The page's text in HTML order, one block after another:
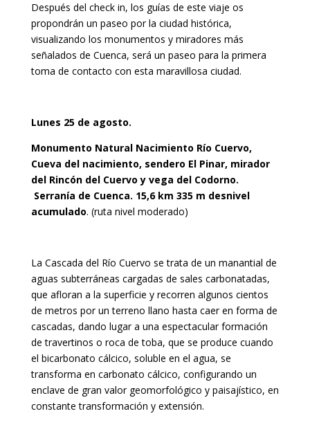
Después del check in, los guías de este viaje os
propondrán un paseo por la ciudad histórica,
visualizando los monumentos y miradores más
señalados de Cuenca, será un paseo para la primera
toma de contacto con esta maravillosa ciudad.
Lunes 25 de agosto.
Monumento Natural Nacimiento Río Cuervo,
Cueva del nacimiento, sendero El Pinar, mirador
del Rincón del Cuervo y vega del Codorno.
Serranía de Cuenca. 15,6 km 335 m desnivel
acumulado. (ruta nivel moderado)
La Cascada del Río Cuervo se trata de un manantial de
aguas subterráneas cargadas de sales carbonatadas,
que afloran a la superficie y recorren algunos cientos
de metros por un terreno llano hasta caer en forma de
cascadas, dando lugar a una espectacular formación
de travertinos o roca de toba, que se produce cuando
el bicarbonato cálcico, soluble en el agua, se
transforma en carbonato cálcico, configurando un
enclave de gran valor geomorfológico y paisajístico, en
constante transformación y extensión.